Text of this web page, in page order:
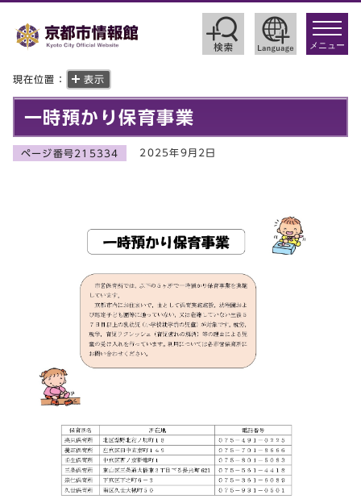
toggle
メニュー
現在位置： 表示
一時預かり保育事業
ページ番号215334 2025年9月2日